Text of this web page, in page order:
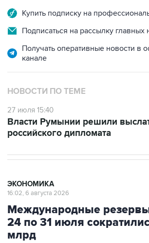
Купить подписку на
Подписаться на рассылку главных
Получать оперативные новости в
канале
НОВОСТИ ПО ТЕМЕ
27 июля 15:40
Власти Румынии решили
российского дипломата
ЭКОНОМИКА
16:02, 6 августа 2026
Международные
24 по 31 июля
млрд